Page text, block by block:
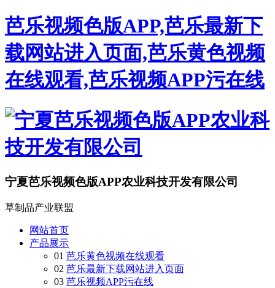
芭乐视频色版APP,芭乐最新下
载网站进入页面,芭乐黄色视频
在线观看,芭乐视频APP污在线
宁夏芭乐视频色版APP农业科技开发有限公司
草制品产业联盟
网站首页
产品展示
01 芭乐黄色视频在线观看
02 芭乐最新下载网站进入页面
03 芭乐视频APP污在线